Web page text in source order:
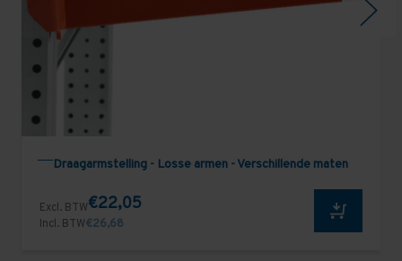
Draagarmstelling - Losse armen - Verschillende maten
Excl. BTW€22,05
Incl. BTW€26,68